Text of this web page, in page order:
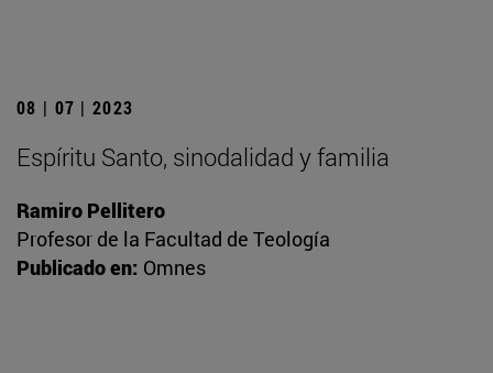
08 | 07 | 2023
Espíritu Santo, sinodalidad y familia
Ramiro Pellitero
Profesor de la Facultad de Teología
Publicado en: Omnes